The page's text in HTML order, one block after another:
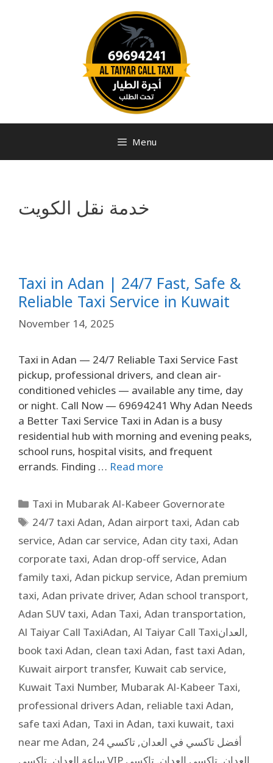
Menu
خدمة نقل الكويت
Taxi in Adan | 24/7 Fast, Safe &
Reliable Taxi Service in Kuwait
November 14, 2025
Taxi in Adan — 24/7 Reliable Taxi Service Fast
pickup, professional drivers, and clean air-
conditioned vehicles — available any time, day
or night. Call Now — 69694241 Why Adan Needs
a Better Taxi Service Taxi in Adan is a busy
residential hub with morning and evening peaks,
school runs, hospital visits, and frequent
errands. Finding … Read more
Taxi in Mubarak Al-Kabeer Governorate
24/7 taxi Adan,Adan airport taxi,Adan cab
service, Adan car service, Adan city taxi, Adan
corporate taxi, Adan drop-off service, Adan
family taxi, Adan pickup service, Adan premium
taxi, Adan private driver, Adan school transport,
Adan SUV taxi, Adan Taxi, Adan transportation,
Al Taiyar Call TaxiAdan, Al Taiyar Call Taxiالعدان,
book taxi Adan, clean taxi Adan, fast taxi Adan,
Kuwait airport transfer, Kuwait cab service,
Kuwait Taxi Number, Mubarak Al-Kabeer Taxi,
professional drivers Adan, reliable taxi Adan,
safe taxi Adan, Taxi in Adan, taxi kuwait, taxi
near me Adan, أفضل تاكسي في العدان,
تاكسي 24
ساعة العدان, تاكسي VIP العدان, تاكسي العدان, تاكسي